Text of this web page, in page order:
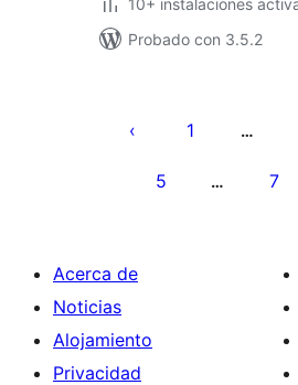
10+ instalaciones
Probado con 3.5.2
1 …
5 … 7
Acerca de
Noticias
Alojamiento
Privacidad